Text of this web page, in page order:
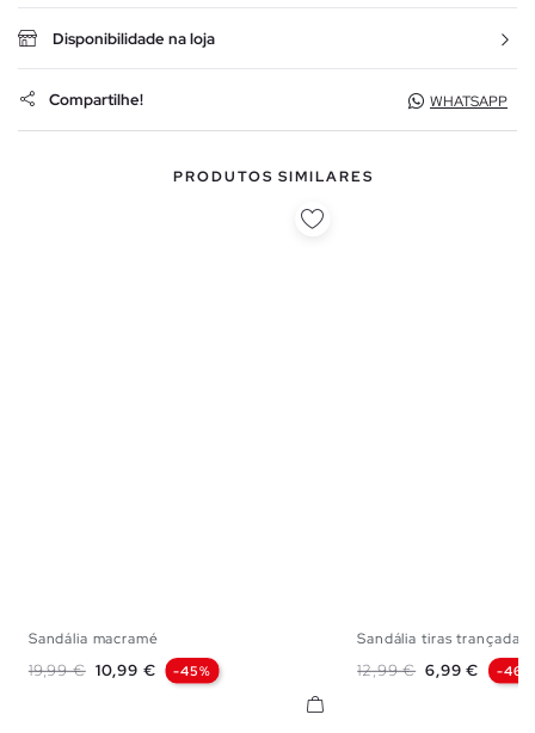
Disponibilidade na loja
Compartilhe! WHATSAPP
PRODUTOS SIMILARES
Sandália macramé
Preço normal
19,99 € Preço
10,99 € -45%
Sandália tiras
Preço normal
12,99 € Preço
6,99 € -46%